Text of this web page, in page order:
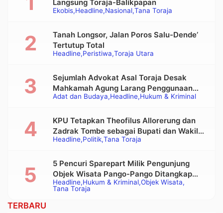
Ekobis Headline Nasional Tana Toraja
Langsung Toraja-Balikpapan
Headline Peristiwa Toraja Utara
Tanah Longsor, Jalan Poros Salu-Dende’
Tertutup Total
Adat dan Budaya Headline Hukum & Kriminal
Sejumlah Advokat Asal Toraja Desak
Mahkamah Agung Larang Penggunaan
Alat Berat pada Eksekusi Rumah Adat
Headline Politik Tana Toraja
KPU Tetapkan Theofilus Allorerung dan
Zadrak Tombe sebagai Bupati dan Wakil
Bupati Tana Toraja Terpilih
Headline Hukum & Kriminal Objek Wisata
Tana Toraja
5 Pencuri Sparepart Milik Pengunjung
Objek Wisata Pango-Pango Ditangkap
Polisi
TERBARU